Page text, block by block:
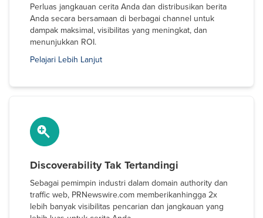
Perluas jangkauan cerita Anda dan distribusikan berita
Anda secara bersamaan di berbagai channel untuk
dampak maksimal, visibilitas yang meningkat, dan
menunjukkan ROI.
Pelajari Lebih Lanjut
Discoverability Tak Tertandingi
Sebagai pemimpin industri dalam domain authority dan
traffic web, PRNewswire.com memberikanhingga 2x
lebih banyak visibilitas pencarian dan jangkauan yang